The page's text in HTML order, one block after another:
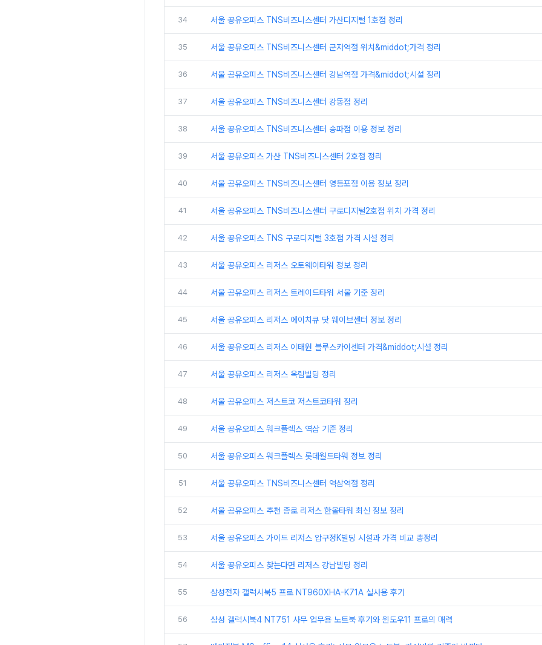
34 서울 공유오피스 TNS비즈니스센터 가산디지털 1호점 정리
35 서울 공유오피스 TNS비즈니스센터 군자역점 위치&middot;가격 정리
36 서울 공유오피스 TNS비즈니스센터 강남역점 가격&middot;시설 정리
37 서울 공유오피스 TNS비즈니스센터 강동점 정리
38 서울 공유오피스 TNS비즈니스센터 송파점 이용 정보 정리
39 서울 공유오피스 가산 TNS비즈니스센터 2호점 정리
40 서울 공유오피스 TNS비즈니스센터 영등포점 이용 정보 정리
41 서울 공유오피스 TNS비즈니스센터 구로디지털2호점 위치 가격 정리
42 서울 공유오피스 TNS 구로디지털 3호점 가격 시설 정리
43 서울 공유오피스 리저스 오토웨이타워 정보 정리
44 서울 공유오피스 리저스 트레이드타워 서울 기준 정리
45 서울 공유오피스 리저스 에이치큐 닷 웨이브센터 정보 정리
46 서울 공유오피스 리저스 이태원 블루스카이센터 가격&middot;시설 정리
47 서울 공유오피스 리저스 옥림빌딩 정리
48 서울 공유오피스 저스트코 저스트코타워 정리
49 서울 공유오피스 워크플렉스 역삼 기준 정리
50 서울 공유오피스 워크플렉스 롯데월드타워 정보 정리
51 서울 공유오피스 TNS비즈니스센터 역삼역점 정리
52 서울 공유오피스 추천 종로 리저스 한올타워 최신 정보 정리
53 서울 공유오피스 가이드 리저스 압구정K빌딩 시설과 가격 비교 총정리
54 서울 공유오피스 찾는다면 리저스 강남빌딩 정리
55 삼성전자 갤럭시북5 프로 NT960XHA-K71A 실사용 후기
56 삼성 갤럭시북4 NT751 사무 업무용 노트북 후기와 윈도우11 프로의 매력